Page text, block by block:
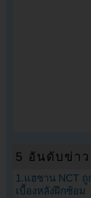
5 อันดับข่าว
1.แฮชาน NCT
เบื้องหลังฝึกซ้อม